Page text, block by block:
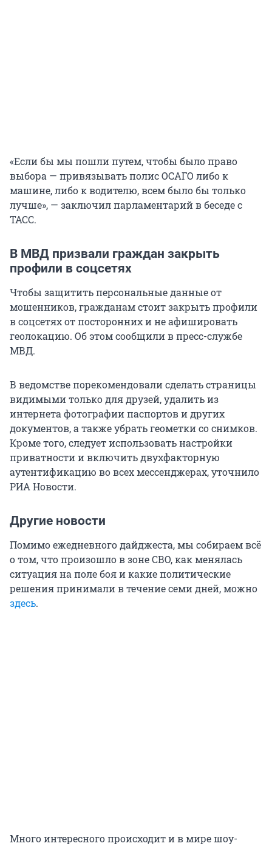
«Если бы мы пошли путем, чтобы было право
выбора — привязывать полис ОСАГО либо к
машине, либо к водителю, всем было бы только
лучше», — заключил парламентарий в беседе с
ТАСС.
В МВД призвали граждан закрыть
профили в соцсетях
Чтобы защитить персональные данные от
мошенников, гражданам стоит закрыть профили
в соцсетях от посторонних и не афишировать
геолокацию. Об этом сообщили в пресс-службе
МВД.
В ведомстве порекомендовали сделать страницы
видимыми только для друзей, удалить из
интернета фотографии паспортов и других
документов, а также убрать геометки со снимков.
Кроме того, следует использовать настройки
приватности и включить двухфакторную
аутентификацию во всех мессенджерах, уточнило
РИА Новости.
Другие новости
Помимо ежедневного дайджеста, мы собираем всё
о том, что произошло в зоне СВО, как менялась
ситуация на поле боя и какие политические
решения принимали в течение семи дней, можно
здесь.
Много интересного происходит и в мире шоу-